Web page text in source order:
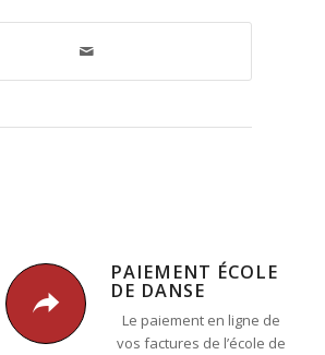
PAIEMENT ÉCOLE
DE DANSE
Le paiement en ligne de
vos factures de l’école de